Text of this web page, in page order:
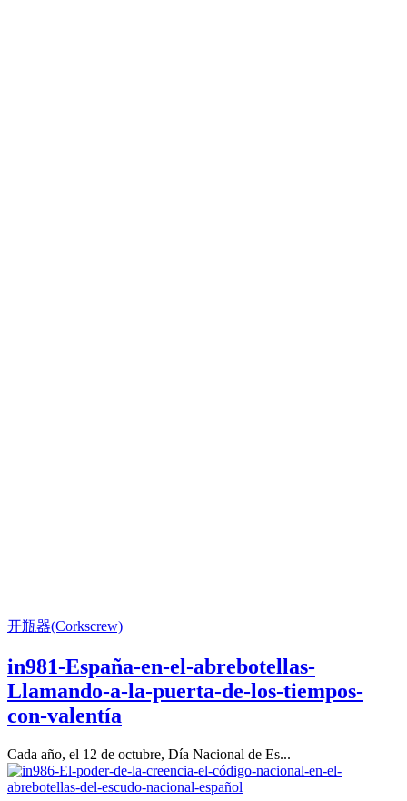
开瓶器(Corkscrew)
in981-España-en-el-abrebotellas-
Llamando-a-la-puerta-de-los-tiempos-
con-valentía
Cada año, el 12 de octubre, Día Nacional de Es...